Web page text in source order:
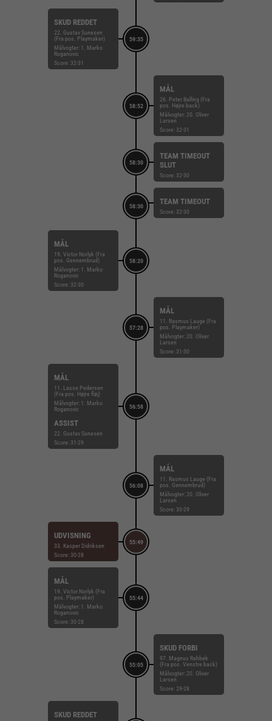
59:35
SKUD REDDET
22. Gustav Sunesen
(Fra pos. Playmaker)
Målvogter: 1. Marko
Roganovic
Score: 32-31
58:52
MÅL
26. Peter Balling (Fra
pos. Højre back)
Målvogter: 20. Oliver
Larsen
Score: 32-31
58:30
TEAM TIMEOUT
SLUT
Score: 32-30
58:30
TEAM TIMEOUT
Score: 32-30
58:20
MÅL
19. Victor Norlyk (Fra
pos. Gennembrud)
Målvogter: 1. Marko
Roganovic
Score: 32-30
57:28
MÅL
11. Rasmus Lauge (Fra
pos. Playmaker)
Målvogter: 20. Oliver
Larsen
Score: 31-30
56:58
MÅL
11. Lasse Pedersen
(Fra pos. Højre fløj)
Målvogter: 1. Marko
Roganovic
ASSIST
22. Gustav Sunesen
Score: 31-29
56:08
MÅL
11. Rasmus Lauge (Fra
pos. Gennembrud)
Målvogter: 20. Oliver
Larsen
Score: 30-29
55:49
UDVISNING
33. Kasper Didriksen
Score: 30-28
55:44
MÅL
19. Victor Norlyk (Fra
pos. Playmaker)
Målvogter: 1. Marko
Roganovic
Score: 30-28
55:05
SKUD FORBI
97. Magnus Rahbek
(Fra pos. Venstre back)
Målvogter: 20. Oliver
Larsen
Score: 29-28
SKUD REDDET